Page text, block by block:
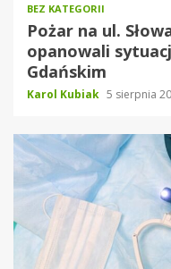
BEZ KATEGORII
Pożar na ul.
opanowali
Gdańskim
Karol Kubiak 5 sierpnia